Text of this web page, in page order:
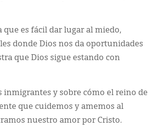
que es fácil dar lugar al miedo,
donde Dios nos da oportunidades
que Dios sigue estando con
inmigrantes y sobre cómo el reino de
que cuidemos y amemos al
nuestro amor por Cristo.